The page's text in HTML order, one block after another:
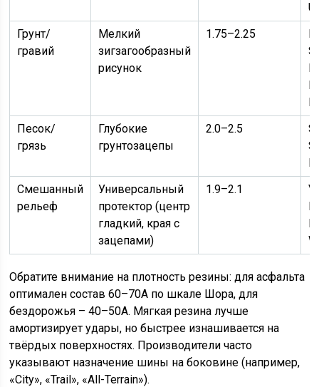
Грунт/
гравий
Мелкий
зигзагообразный
рисунок
1.75–2.25
Песок/
грязь
Глубокие
грунтозацепы
2.0–2.5
Смешанный
рельеф
Универсальный
протектор (центр
гладкий, края с
зацепами)
1.9–2.1
Обратите внимание на плотность резины: для асфальта
оптимален состав 60–70A по шкале Шора, для
бездорожья – 40–50A. Мягкая резина лучше
амортизирует удары, но быстрее изнашивается на
твёрдых поверхностях. Производители часто
указывают назначение шины на боковине (например,
«City», «Trail», «All-Terrain»).